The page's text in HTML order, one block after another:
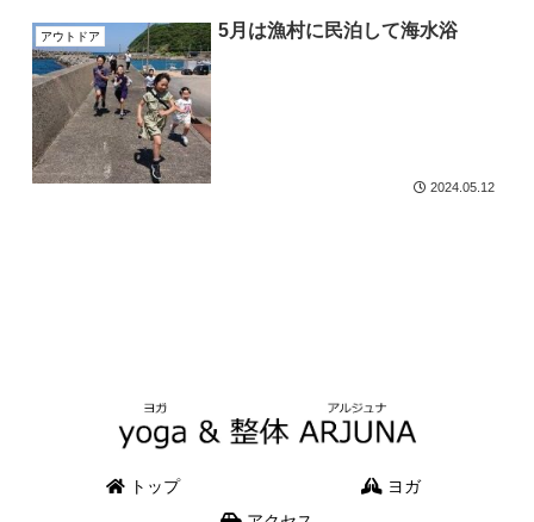
アウトドア 5月は漁村に民泊して海水浴
2024.05.12
トップ
ヨガ